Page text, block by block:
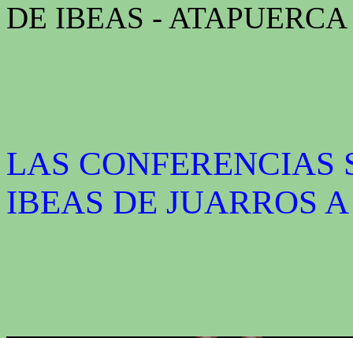
DE IBEAS -
LAS CONFERENCIAS
IBEAS DE JUARROS